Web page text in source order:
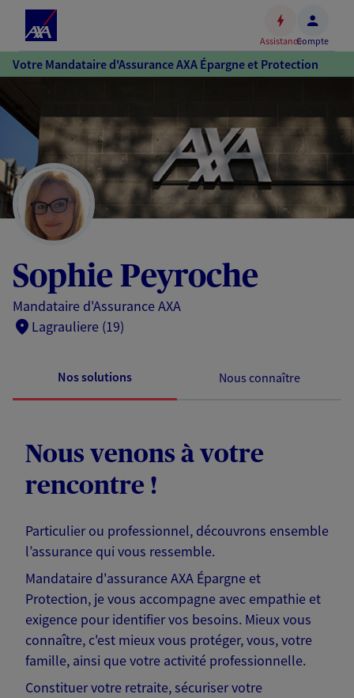
Accéder
au
Accéder
au
pied
de
page
AssistanceCompte
Votre Mandataire d'Assurance AXA Épargne et Protection
Sophie Peyroche
Mandataire d'Assurance AXA
Lagrauliere (19)
Nos solutions Nous connaître
Nous venons à votre
rencontre !
Particulier ou professionnel, découvrons ensemble
l’assurance qui vous ressemble.
Mandataire d'assurance AXA Épargne et
Protection, je vous accompagne avec empathie et
exigence pour identifier vos besoins. Mieux vous
connaître, c'est mieux vous protéger, vous, votre
famille, ainsi que votre activité professionnelle.
Constituer votre retraite, sécuriser votre